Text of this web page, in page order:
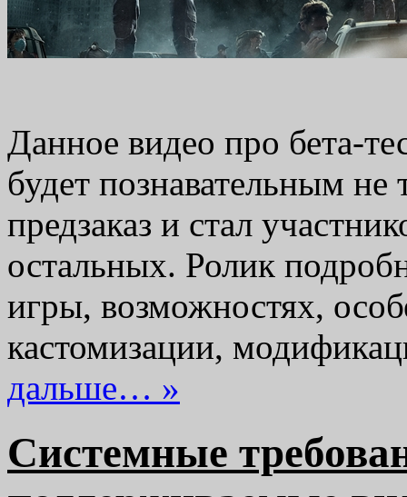
Данное видео про бета-
будет познавательным
предзаказ и стал
остальных. Ролик
игры, возможностях,
кастомизации,
дальше… »
Системные